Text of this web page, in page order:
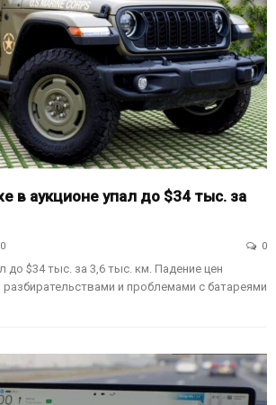
в аукционе упал до $34 тыс. за
0 0
до $34 тыс. за 3,6 тыс. км. Падение цен
и проблемами с батареями